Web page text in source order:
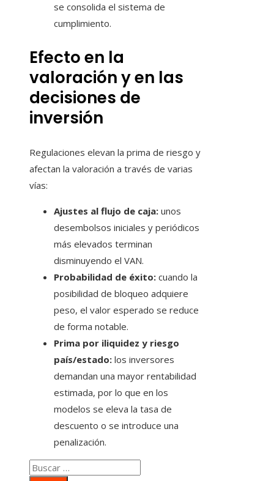
se consolida el sistema de
cumplimiento.
Efecto en la
valoración y en las
decisiones de
inversión
Regulaciones elevan la prima de riesgo y
afectan la valoración a través de varias
vías:
Ajustes al flujo de caja: unos
desembolsos iniciales y periódicos
más elevados terminan
disminuyendo el VAN.
Probabilidad de éxito: cuando la
posibilidad de bloqueo adquiere
peso, el valor esperado se reduce
de forma notable.
Prima por iliquidez y riesgo
país/estado: los inversores
demandan una mayor rentabilidad
estimada, por lo que en los
modelos se eleva la tasa de
descuento o se introduce una
penalización.
Buscar: